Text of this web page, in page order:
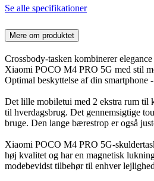
Se alle specifikationer
Mere om produktet
Crossbody-tasken kombinerer
Xiaomi POCO M4 PRO 5G med stil
Optimal beskyttelse af din smartphone
Det lille mobiletui med 2 ekstra rum til
til hverdagsbrug. Det gennemsigtige
bruge. Den lange bærestrop er også
Xiaomi POCO M4 PRO 5G-
høj kvalitet og har en magnetisk
modebevidst tilbehør til enhver